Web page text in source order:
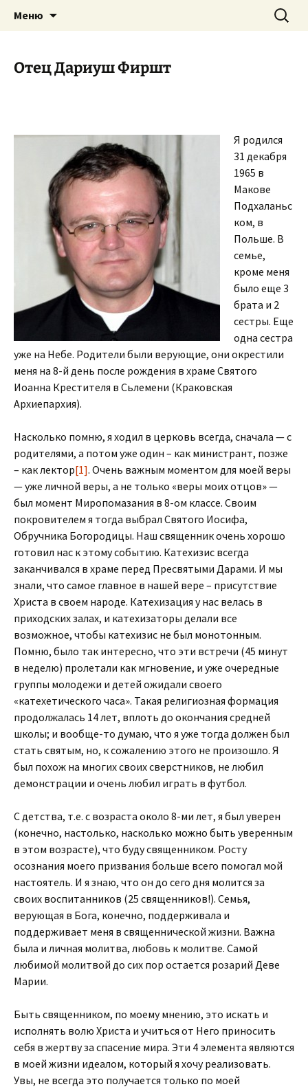
Римско-католическая
церковь в Саратове
Приход святого Климента
Меню Найти:
Отец Дариуш Фиршт
Я родился
31 декабря
1965 в
Макове
Подхаланьс
ком, в
Польше. В
семье,
кроме меня
было еще 3
брата и 2
сестры. Еще
одна сестра
уже на Небе. Родители были верующие, они окрестили
меня на 8-й день после рождения в храме Святого
Иоанна Крестителя в Сьлемени (Краковская
Архиепархия).
Насколько помню, я ходил в церковь всегда, сначала — с
родителями, а потом уже один – как министрант, позже
– как лектор[1]. Очень важным моментом для моей веры
— уже личной веры, а не только «веры моих отцов» —
был момент Миропомазания в 8-ом классе. Своим
покровителем я тогда выбрал Святого Иосифа,
Обручника Богородицы. Наш священник очень хорошо
готовил нас к этому событию. Катехизис всегда
заканчивался в храме перед Пресвятыми Дарами. И мы
знали, что самое главное в нашей вере – присутствие
Христа в своем народе. Катехизация у нас велась в
приходских залах, и катехизаторы делали все
возможное, чтобы катехизис не был монотонным.
Помню, было так интересно, что эти встречи (45 минут
в неделю) пролетали как мгновение, и уже очередные
группы молодежи и детей ожидали своего
«катехетического часа». Такая религиозная формация
продолжалась 14 лет, вплоть до окончания средней
школы; и вообще-то думаю, что я уже тогда должен был
стать святым, но, к сожалению этого не произошло. Я
был похож на многих своих сверстников, не любил
демонстрации и очень любил играть в футбол.
С детства, т.е. с возраста около 8-ми лет, я был уверен
(конечно, настолько, насколько можно быть уверенным
в этом возрасте), что буду священником. Росту
осознания моего призвания больше всего помогал мой
настоятель. И я знаю, что он до сего дня молится за
своих воспитанников (25 священников!). Семья,
верующая в Бога, конечно, поддерживала и
поддерживает меня в священнической жизни. Важна
была и личная молитва, любовь к молитве. Самой
любимой молитвой до сих пор остается розарий Деве
Марии.
Быть священником, по моему мнению, это искать и
исполнять волю Христа и учиться от Него приносить
себя в жертву за спасение мира. Эти 4 элемента являются
в моей жизни идеалом, который я хочу реализовать.
Увы, не всегда это получается только по моей